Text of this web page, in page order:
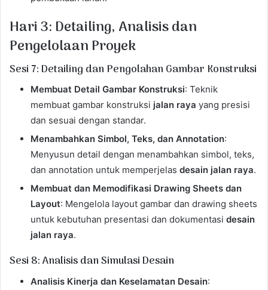
Hari 3: Detailing, Analisis dan
Pengelolaan Proyek
Sesi 7: Detailing dan Pengolahan Gambar Konstruksi
Membuat Detail Gambar Konstruksi: Teknik
membuat gambar konstruksi jalan raya yang presisi
dan sesuai dengan standar.
Menambahkan Simbol, Teks, dan Annotation:
Menyusun detail dengan menambahkan simbol, teks,
dan annotation untuk memperjelas desain jalan raya.
Membuat dan Memodifikasi Drawing Sheets dan
Layout: Mengelola layout gambar dan drawing sheets
untuk kebutuhan presentasi dan dokumentasi desain
jalan raya.
Sesi 8: Analisis dan Simulasi Desain
Analisis Kinerja dan Keselamatan Desain: